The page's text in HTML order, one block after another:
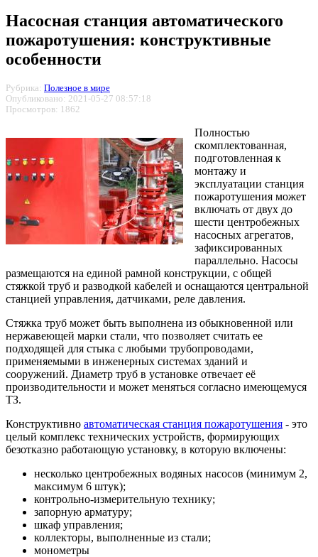
Насосная станция автоматического
пожаротушения: конструктивные
особенности
Рубрика: Полезное в мире
Опубликовано: 2021-05-27 08:57:18
Просмотров: 1862
Полностью
скомплектованная,
подготовленная к
монтажу и
эксплуатации станция
пожаротушения может
включать от двух до
шести центробежных
насосных агрегатов,
зафиксированных
параллельно. Насосы
размещаются на единой рамной конструкции, с общей
стяжкой труб и разводкой кабелей и оснащаются центральной
станцией управления, датчиками, реле давления.
Стяжка труб может быть выполнена из обыкновенной или
нержавеющей марки стали, что позволяет считать ее
подходящей для стыка с любыми трубопроводами,
применяемыми в инженерных системах зданий и
сооружений. Диаметр труб в установке отвечает её
производительности и может меняться согласно имеющемуся
ТЗ.
Конструктивно автоматическая станция пожаротушения - это
целый комплекс технических устройств, формирующих
безотказно работающую установку, в которую включены:
несколько центробежных водяных насосов (минимум 2,
максимум 6 штук);
контрольно-измерительную технику;
запорную арматуру;
шкаф управления;
коллекторы, выполненные из стали;
монометры